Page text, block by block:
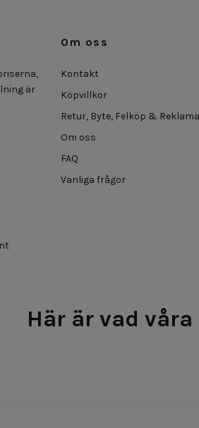
är
Om oss
Kontakt
Köpvillkor
Retur, Byte, Felköp &
Om oss
FAQ
Vanliga frågor
Här är vad